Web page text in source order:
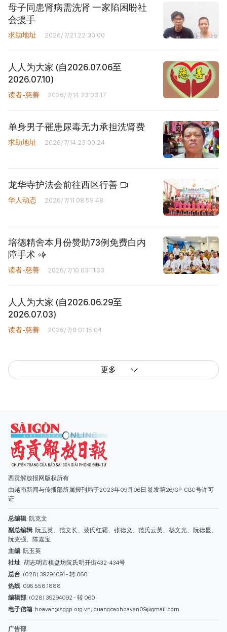
母子同患肾病需洗肾 一家陷困盼社
会援手
求助地址 2026/7/21 22:30:00
人人为大家 (自2026.07.06至
2026.07.10)
读者-慈善 2026/7/14 23:03:17
单身男子罹患尿毒无力承担洗肾费
求助地址 2026/7/14 23:00:24
龙华寺护法会前往西区行善
华人动态 2026/7/11 08:59:48
培德精舍本月份赞助73例免费白内
障手术
读者-慈善 2026/7/10 03:11:33
人人为大家 (自2026.06.29至
2026.07.03)
读者-慈善 2026/7/8 01:15:04
西贡解放报网版权所有
证
总编辑
副总编辑
阮克强、陈嘉宝
主编: 阮玉英
社址
总台
热线
编辑部
电子信箱
广告部
(028) 38334185